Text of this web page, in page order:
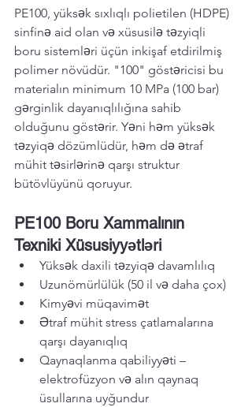
PE100, yüksək sıxlıqlı polietilen (HDPE)
sinfinə aid olan və xüsusilə təzyiqli
boru sistemləri üçün inkişaf etdirilmiş
polimer növüdür. "100" göstəricisi bu
materialın minimum 10 MPa (100 bar)
gərginlik dayanıqlılığına sahib
olduğunu göstərir. Yəni həm yüksək
təzyiqə dözümlüdür, həm də ətraf
mühit təsirlərinə qarşı struktur
bütövlüyünü qoruyur.
PE100 Boru Xammalının
Texniki Xüsusiyyətləri
Yüksək daxili təzyiqə davamlılıq
Uzunömürlülük (50 il və daha çox)
Kimyəvi müqavimət
Ətraf mühit stress çatlamalarına
qarşı dayanıqlıq
Qaynaqlanma qabiliyyəti –
elektrofüzyon və alın qaynaq
üsullarına uyğundur